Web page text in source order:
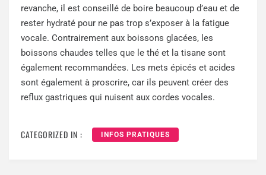
revanche, il est conseillé de boire beaucoup d’eau et de
rester hydraté pour ne pas trop s’exposer à la fatigue
vocale. Contrairement aux boissons glacées, les
boissons chaudes telles que le thé et la tisane sont
également recommandées. Les mets épicés et acides
sont également à proscrire, car ils peuvent créer des
reflux gastriques qui nuisent aux cordes vocales.
CATEGORIZED IN : INFOS PRATIQUES